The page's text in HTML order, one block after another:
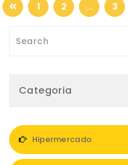
1 2 ... 3
Categoria
Hipermercado